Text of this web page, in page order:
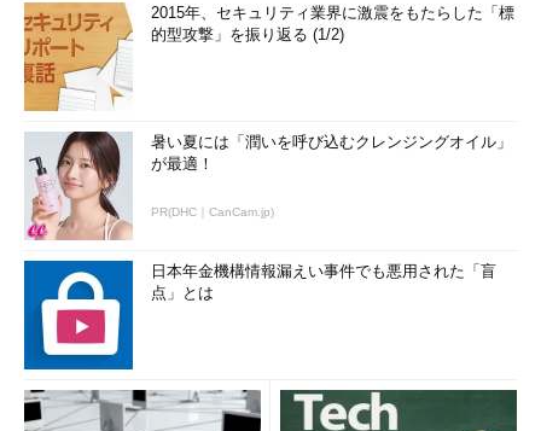
2015年、セキュリティ業界に激震をもたらした「標
的型攻撃」を振り返る (1/2)
暑い夏には「潤いを呼び込むクレンジングオイル」
が最適！
PR(DHC｜CanCam.jp)
日本年金機構情報漏えい事件でも悪用された「盲
点」とは